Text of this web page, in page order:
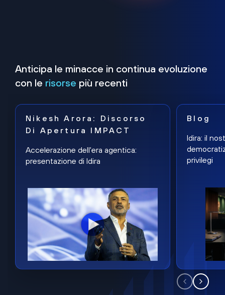
Anticipa le minacce in continua evoluzione
con le risorse più recenti
Nikesh Arora: Discorso
Di Apertura IMPACT
Accelerazione dell'era agentica:
presentazione di Idira
Blog
Idira: il
privilegi